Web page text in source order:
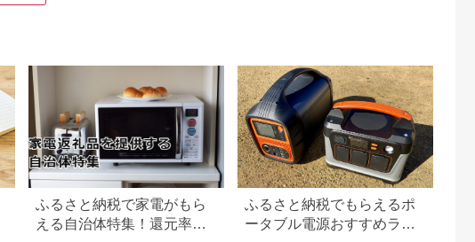
ふるさと納税で家電がもら
える自治体特集！還元率ラ
ふるさと納税でもらえるポ
ータブル電源おすすめラン